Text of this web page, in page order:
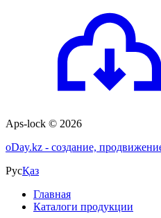
Aps-lock © 2026
oDay.kz - создание,
РусҚаз
Главная
Каталоги продукции